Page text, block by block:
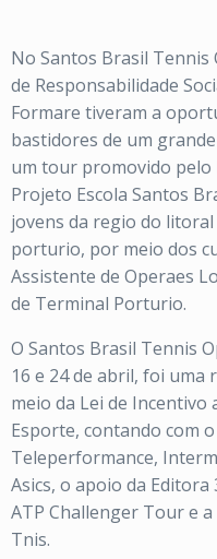
No Santos Brasil Tennis
de Responsabilidade
Formare tiveram a
bastidores de um
um tour promovido pelo
Projeto Escola Santos
jovens da regio do
porturio, por meio dos
Assistente de Operaes
de Terminal Porturio.
O Santos Brasil Tennis
16 e 24 de abril, foi
meio da Lei de
Esporte, contando com
Teleperformance,
Asics, o apoio da Editora
ATP Challenger Tour e
Tnis.